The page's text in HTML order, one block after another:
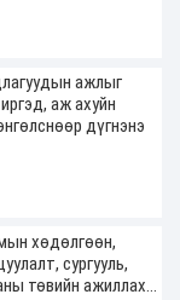
ажлыг
аж ахуйн
дүгнэнэ
хөдөлгөөн,
сургууль,
төвийн ажиллах